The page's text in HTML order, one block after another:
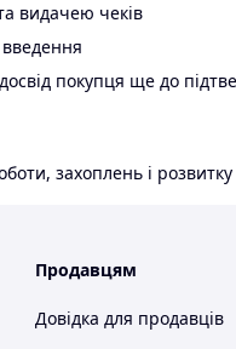
видачею чеків
покупця ще до
захоплень і
Продавцям
Довідка для продавців